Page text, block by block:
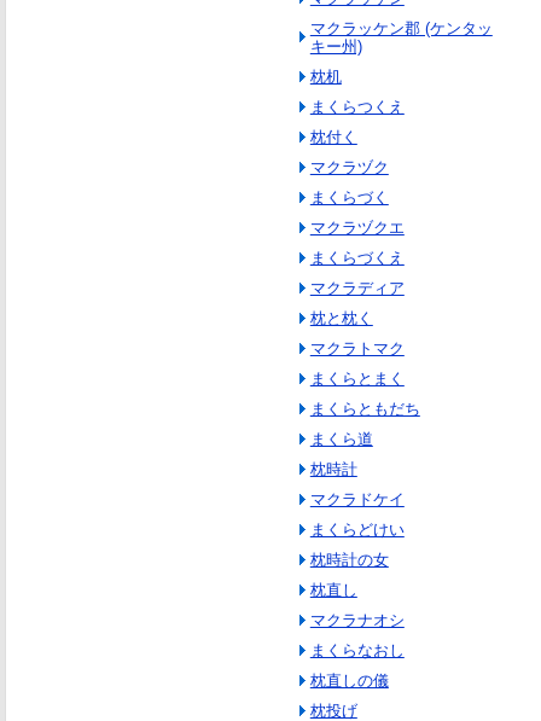
マクラッケン郡 (ケンタッ
キー州)
枕机
まくらつくえ
枕付く
マクラヅク
まくらづく
マクラヅクエ
まくらづくえ
マクラディア
枕と枕く
マクラトマク
まくらとまく
まくらともだち
まくら道
枕時計
マクラドケイ
まくらどけい
枕時計の女
枕直し
マクラナオシ
まくらなおし
枕直しの儀
枕投げ